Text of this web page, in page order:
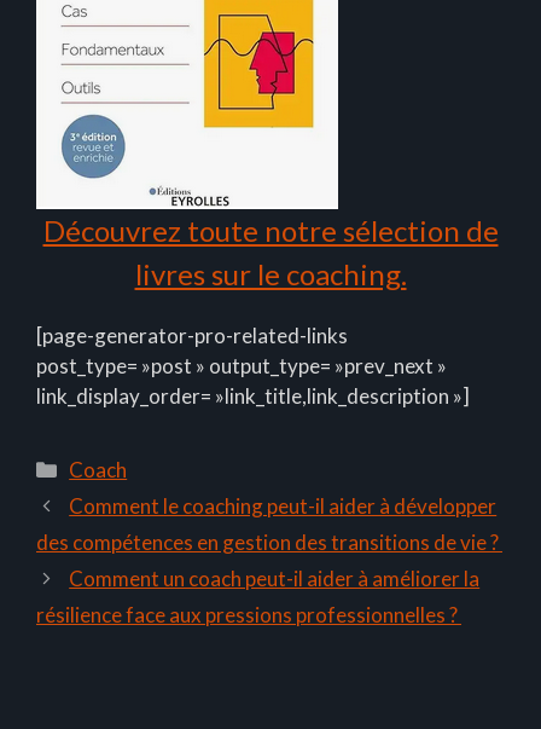
Découvrez toute notre sélection de
livres sur le coaching.
[page-generator-pro-related-links
post_type= »post » output_type= »prev_next »
link_display_order= »link_title,link_description »]
Catégories
Coach
Comment le coaching peut-il aider à développer
des compétences en gestion des transitions de vie ?
Comment un coach peut-il aider à améliorer la
résilience face aux pressions professionnelles ?